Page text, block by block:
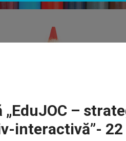
–
interactivă”- 22